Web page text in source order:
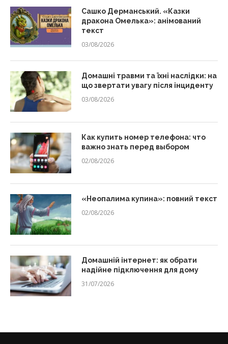
Сашко Дерманський. «Казки
дракона Омелька»: анімований
текст
03/08/2026
Домашні травми та їхні наслідки: на
що звертати увагу після інциденту
03/08/2026
Как купить номер телефона: что
важно знать перед выбором
02/08/2026
«Неопалима купина»: повний текст
02/08/2026
Домашній інтернет: як обрати
надійне підключення для дому
31/07/2026